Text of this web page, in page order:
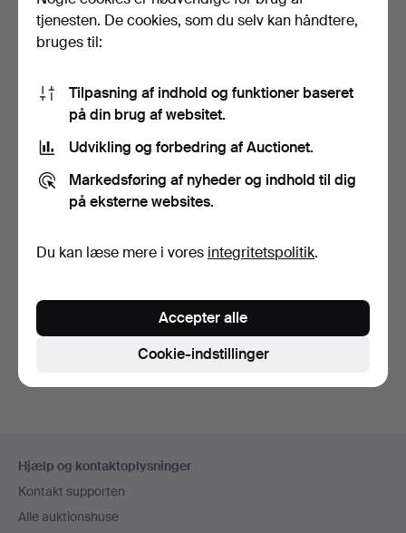
Frankrig, fra skibet "La…
Du kan også søge i
vores arkiv med afsluttede
Hjælp og kontaktoplysninger
Kontakt supporten
Alle auktionshuse
tjenesten. De cookies, som du selv kan håndtere,
bruges til:
Tilpasning af indhold og funktioner baseret
på din brug af websitet.
Udvikling og forbedring af Auctionet.
Markedsføring af nyheder og indhold til dig
på eksterne websites.
Du kan læse mere i vores integritetspolitik.
Cookie-indstillinger
Accepter alle